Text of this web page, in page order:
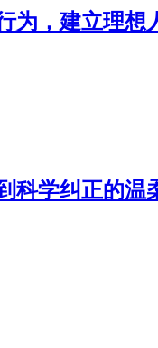
为，建立理想
科学纠正的温